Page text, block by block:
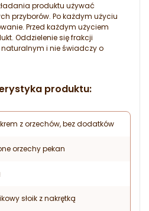
produktu używać
przyborów. Po każdym użyciu
Przed każdym użyciem
Oddzielenie się frakcji
naturalnym i nie świadczy o
produktu:
krem z orzechów, bez dodatków
orzechy pekan
słoik z nakrętką